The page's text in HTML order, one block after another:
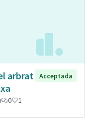
arbrat
Acceptada
0 1